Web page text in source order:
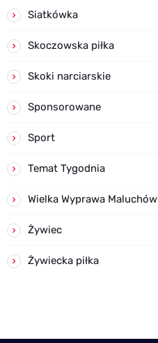
Siatkówka
Skoczowska piłka
Skoki narciarskie
Sponsorowane
Sport
Temat Tygodnia
Wielka Wyprawa Maluchów
Żywiec
Żywiecka piłka